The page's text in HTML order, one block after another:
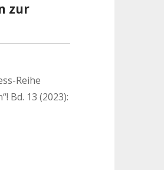
zur
Reihe
Bd. 13 (2023):